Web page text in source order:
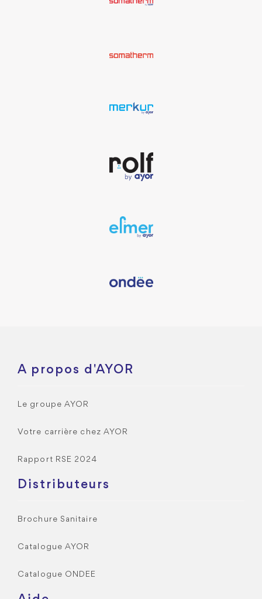
A propos d'AYOR
Le groupe AYOR
Votre carrière chez AYOR
Rapport RSE 2024
Distributeurs
Brochure Sanitaire
Catalogue AYOR
Catalogue ONDEE